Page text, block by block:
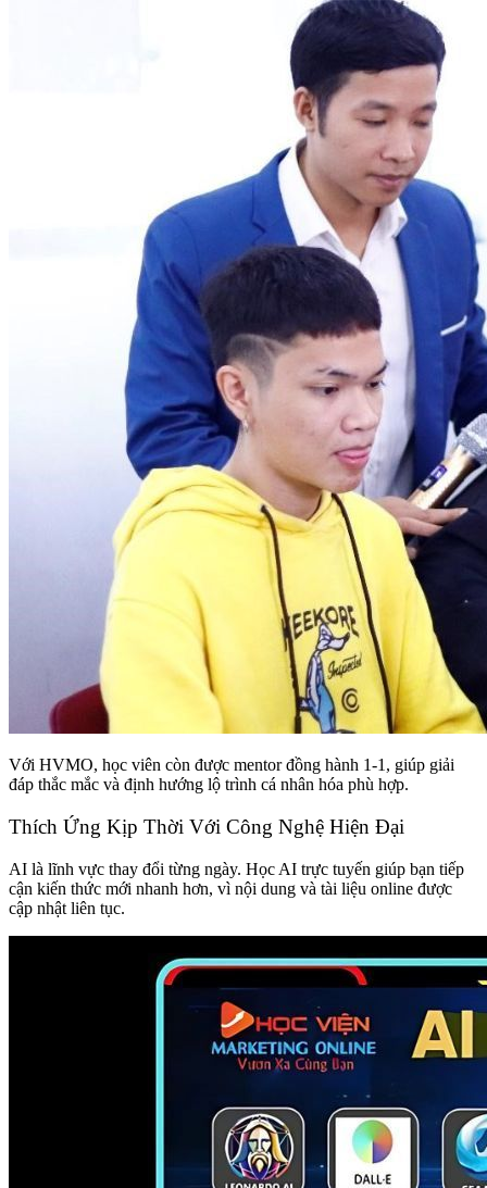
Với HVMO, học viên còn được mentor đồng hành 1-1, giúp giải
đáp thắc mắc và định hướng lộ trình cá nhân hóa phù hợp.
Thích Ứng Kịp Thời Với Công Nghệ Hiện Đại
AI là lĩnh vực thay đổi từng ngày. Học AI trực tuyến giúp bạn tiếp
cận kiến thức mới nhanh hơn, vì nội dung và tài liệu online được
cập nhật liên tục.